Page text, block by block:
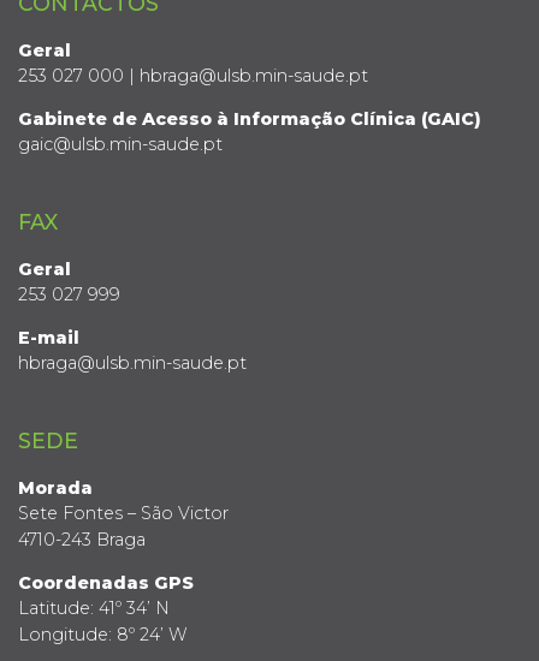
Geral
253 027 000 | hbraga@ulsb.min-saude.pt
Gabinete de Acesso à Informação Clínica (GAIC)
gaic@ulsb.min-saude.pt
FAX
Geral
253 027 999
E-mail
hbraga@ulsb.min-saude.pt
SEDE
Morada
Sete Fontes – São Victor
4710-243 Braga
Coordenadas GPS
Latitude: 41º 34’ N
Longitude: 8º 24’ W